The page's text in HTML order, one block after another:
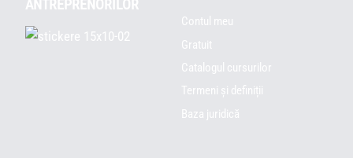
ANTREPRENORILOR
Contul meu
Gratuit
Catalogul cursurilor
Termeni și definiții
Baza juridică